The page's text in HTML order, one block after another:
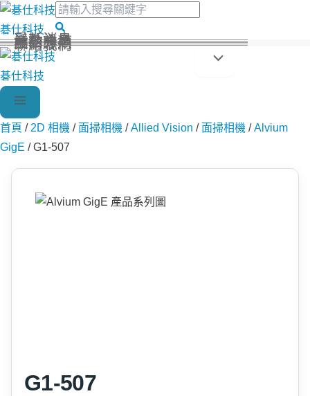
跳
至
主
內
碁仕科技
搜
尋
關
鍵
字:
搜
尋
最新消息
活動訊息
產品分類
技術應用
聯絡我們
碁仕科技
首頁 / 2D 相機 / 面掃相機 /Allied Vision / 面掃相機 /Alvium
GigE /G1-507
G1-507